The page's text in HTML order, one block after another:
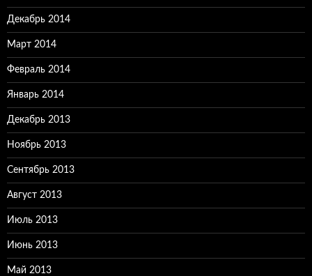
Декабрь 2014
Март 2014
Февраль 2014
Январь 2014
Декабрь 2013
Ноябрь 2013
Сентябрь 2013
Август 2013
Июль 2013
Июнь 2013
Май 2013